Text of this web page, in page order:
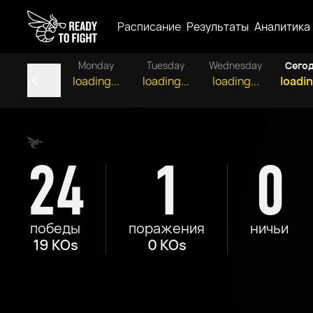
Расписание Результаты Аналитика
Monday
loading...
Tuesday
loading...
Wednesday
loading...
24
победы
19 KOs
1
поражения
0 KOs
0
ничьи